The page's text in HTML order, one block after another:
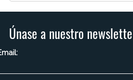
Únase a nuestro